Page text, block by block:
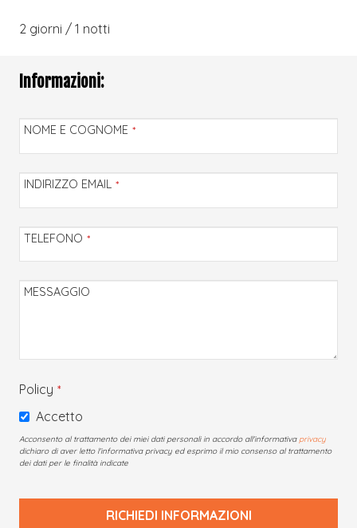
2 giorni / 1 notti
Informazioni:
NOME E COGNOME *
INDIRIZZO EMAIL *
TELEFONO *
MESSAGGIO
Policy *
Accetto
Acconsento al trattamento dei miei dati personali in accordo all'informativa privacy
dichiaro di aver letto l'informativa privacy ed esprimo il mio consenso al trattamento
dei dati per le finalità indicate
RICHIEDI INFORMAZIONI